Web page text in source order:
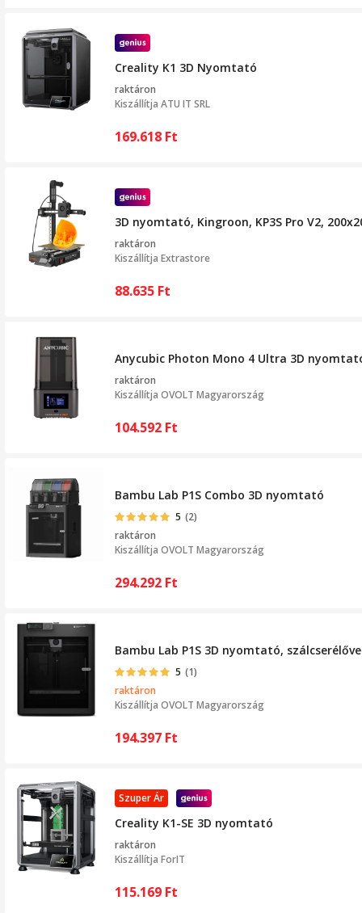
Creality K1 3D Nyomtató
raktáron
Kiszállítja ATU IT SRL
169.618 Ft
3D nyomtató, Kingroon, KP3S Pro V2,
raktáron
Kiszállítja Extrastore
88.635 Ft
Anycubic Photon Mono 4 Ultra 3D
raktáron
Kiszállítja OVOLT Magyarország
104.592 Ft
Bambu Lab P1S Combo 3D nyomtató
5 (2)
raktáron
Kiszállítja OVOLT Magyarország
294.292 Ft
Bambu Lab P1S 3D nyomtató,
5 (1)
raktáron
Kiszállítja OVOLT Magyarország
194.397 Ft
Szuper Ár
Creality K1-SE 3D nyomtató
raktáron
Kiszállítja ForIT
115.169 Ft